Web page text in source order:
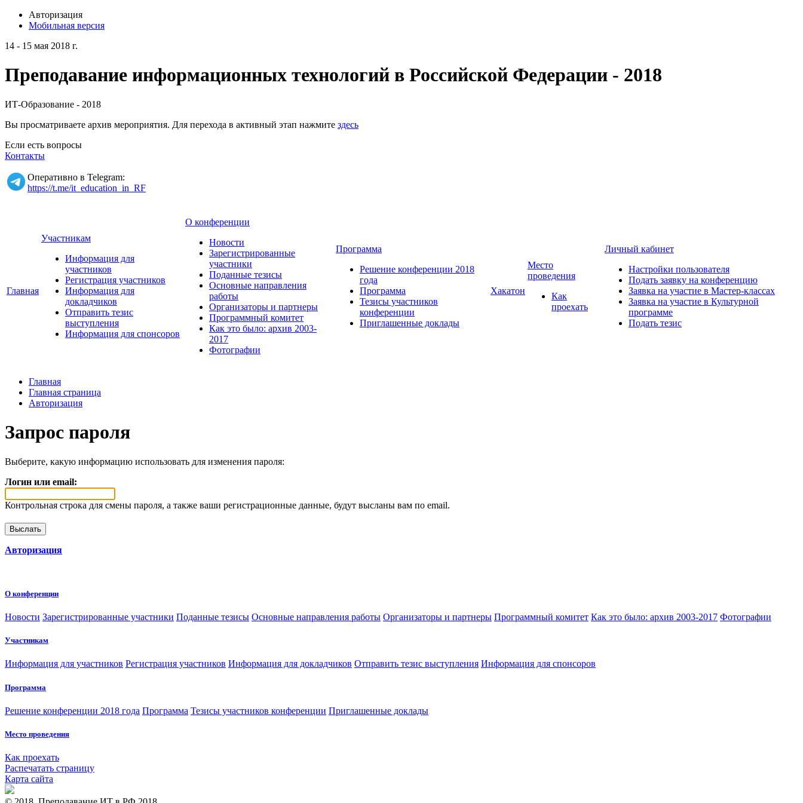
Авторизация
Мобильная версия
14 - 15 мая 2018 г.
Преподавание информационных технологий в Российской Федерации - 2018
ИТ-Образование - 2018
Вы просматриваете архив мероприятия. Для перехода в активный этап нажмите здесь
Если есть вопросы
Контакты
Оперативно в Telegram:
https://t.me/it_education_in_RF
Главная
Участникам
Информация для
участников
Регистрация участников
Информация для
докладчиков
Отправить тезис
выступления
Информация для спонсоров
О конференции
Новости
Зарегистрированные
участники
Поданные тезисы
Основные направления
работы
Организаторы и партнеры
Программный комитет
Как это было: архив 2003-
2017
Фотографии
Программа
Решение конференции 2018
года
Программа
Тезисы участников
конференции
Приглашенные доклады
Хакатон
Место
проведения
Как
проехать
Личный кабинет
Настройки пользователя
Подать заявку на конференцию
Заявка на участие в Мастер-классах
Заявка на участие в Культурной
программе
Подать тезис
Главная
Главная страница
Авторизация
Запрос пароля
Выберите, какую информацию использовать для изменения пароля:
Логин или email:
Контрольная строка для смены пароля, а также ваши регистрационные данные, будут высланы вам по email.
Авторизация
О конференции
Новости Зарегистрированные участники Поданные тезисы Основные направления работы Организаторы и партнеры Программный комитет Как это было: архив 2003-2017 Фотографии
Участникам
Информация для участников Регистрация участников Информация для докладчиков Отправить тезис выступления Информация для спонсоров
Программа
Решение конференции 2018 года Программа Тезисы участников конференции Приглашенные доклады
Место проведения
Как проехать
Распечатать страницу
Карта сайта